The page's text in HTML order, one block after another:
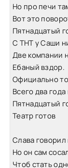
Но про печи
Вот это
Пятнадцатый
С ТНТ у Саши
Две компании
Ебаный вздор.
Официально
Всего два
Пятнадцатый
Театр готов
Слава
Но он сам
Чтоб стать